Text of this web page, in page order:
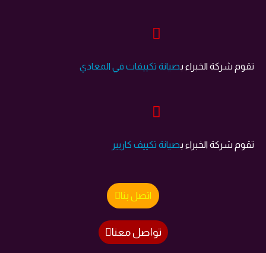
تقوم شركة الخبراء بصيانة تكييفات في المعادي
تقوم شركة الخبراء بصيانة تكييف كاريير
اتصل بنا
تواصل معنا